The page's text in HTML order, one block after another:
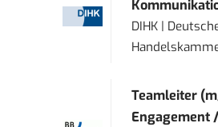
DIHK |
Teamleiter
Engagement